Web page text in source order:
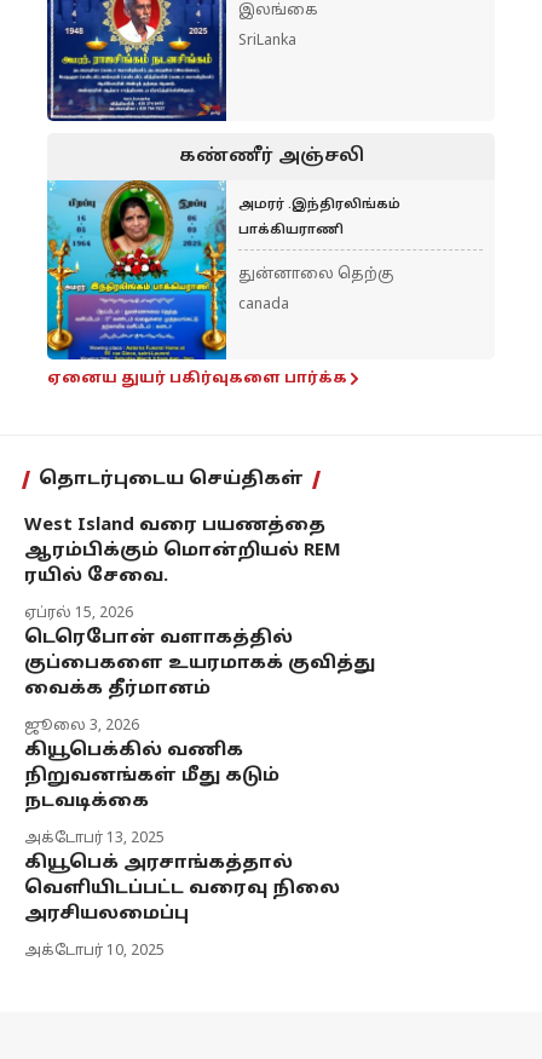
இலங்கை
SriLanka
கண்ணீர் அஞ்சலி
அமரர் .இந்திரலிங்கம்
பாக்கியராணி
துன்னாலை தெற்கு
canada
ஏனைய துயர் பகிர்வுகளை பார்க்க
தொடர்புடைய செய்திகள்
West Island வரை பயணத்தை
ஆரம்பிக்கும் மொன்றியல் REM
ரயில் சேவை.
ஏப்ரல் 15, 2026
டெரெபோன் வளாகத்தில்
குப்பைகளை உயரமாகக் குவித்து
வைக்க தீர்மானம்
ஜூலை 3, 2026
கியூபெக்கில் வணிக
நிறுவனங்கள் மீது கடும்
நடவடிக்கை
அக்டோபர் 13, 2025
கியூபெக் அரசாங்கத்தால்
வெளியிடப்பட்ட வரைவு நிலை
அரசியலமைப்பு
அக்டோபர் 10, 2025